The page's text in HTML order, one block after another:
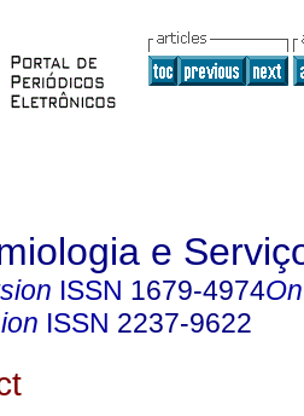
e
ISSN 1679-4974
ISSN 2237-9622